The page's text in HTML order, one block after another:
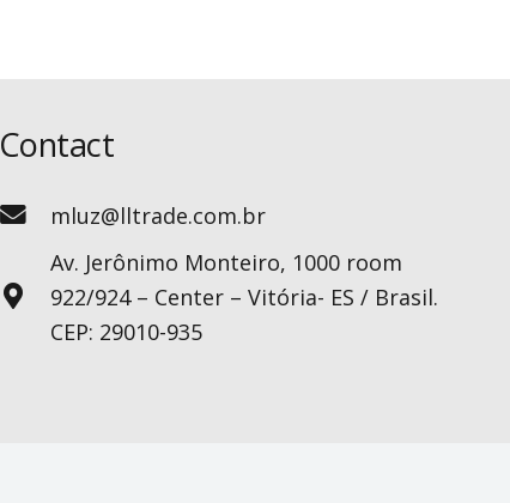
Contact
mluz@lltrade.com.br
Av. Jerônimo Monteiro, 1000 room
922/924 – Center – Vitória- ES / Brasil.
CEP: 29010-935